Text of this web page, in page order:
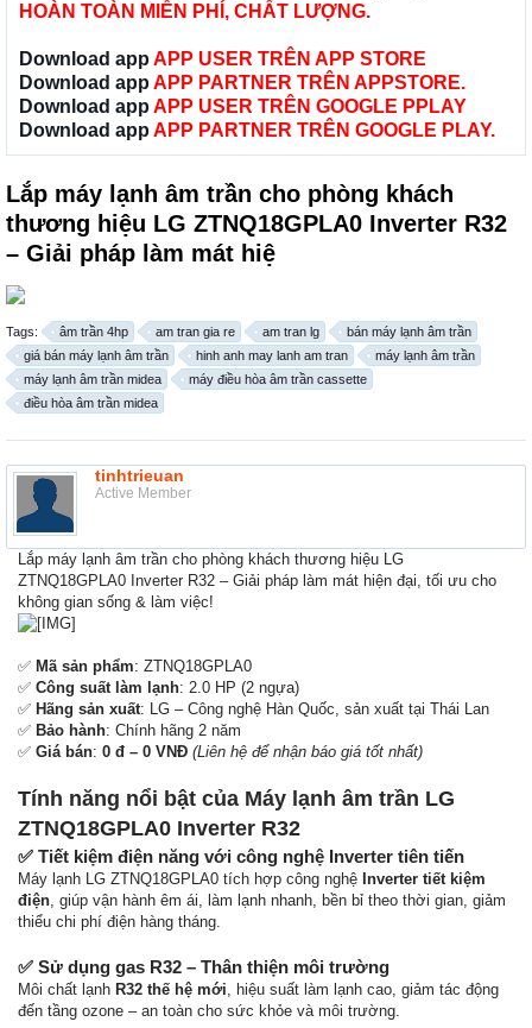
HOÀN TOÀN MIỄN PHÍ, CHẤT LƯỢNG.
Download app APP USER TRÊN APP STORE
Download app APP PARTNER TRÊN APPSTORE.
Download app APP USER TRÊN GOOGLE PPLAY
Download app APP PARTNER TRÊN GOOGLE PLAY.
Lắp máy lạnh âm trần cho phòng khách
thương hiệu LG ZTNQ18GPLA0 Inverter R32
– Giải pháp làm mát hiệ
Tags: âm trần 4hp am tran gia re am tran lg
bán máy lạnh âm trần
giá bán máy lạnh âm trần
hinh anh may lanh am tran
máy lạnh âm trần
máy lạnh âm trần midea
máy điều hòa âm trần cassette
điều hòa âm trần midea
tinhtrieuan
Active Member
Lắp máy lạnh âm trần cho phòng khách thương hiệu LG
ZTNQ18GPLA0 Inverter R32 – Giải pháp làm mát hiện đại, tối ưu cho
không gian sống & làm việc!
✅ Mã sản phẩm: ZTNQ18GPLA0
✅ Công suất làm lạnh: 2.0 HP (2 ngựa)
✅ Hãng sản xuất: LG – Công nghệ Hàn Quốc, sản xuất tại Thái Lan
✅ Bảo hành: Chính hãng 2 năm
✅ Giá bán: 0 đ – 0 VNĐ (Liên hệ để nhận báo giá tốt nhất)
Tính năng nổi bật của Máy lạnh âm trần LG
ZTNQ18GPLA0 Inverter R32
✅ Tiết kiệm điện năng với công nghệ Inverter tiên tiến
Máy lạnh LG ZTNQ18GPLA0 tích hợp công nghệ Inverter tiết kiệm
điện, giúp vận hành êm ái, làm lạnh nhanh, bền bỉ theo thời gian, giảm
thiểu chi phí điện hàng tháng.
✅ Sử dụng gas R32 – Thân thiện môi trường
Môi chất lạnh R32 thế hệ mới, hiệu suất làm lạnh cao, giảm tác động
đến tầng ozone – an toàn cho sức khỏe và môi trường.